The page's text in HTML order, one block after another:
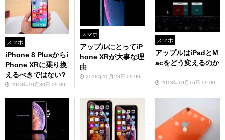
スマホ
iPhone 8 Plusからi
Phone XRに乗り換
えるべきではない?
2018年10月30日 09:00
スマホ
アップルにとってiP
hone XRが大事な理
由
2018年10月23日 09:00
スマホ
アップルはiPadとM
acをどう変えるのか
2018年10月16日 09:00